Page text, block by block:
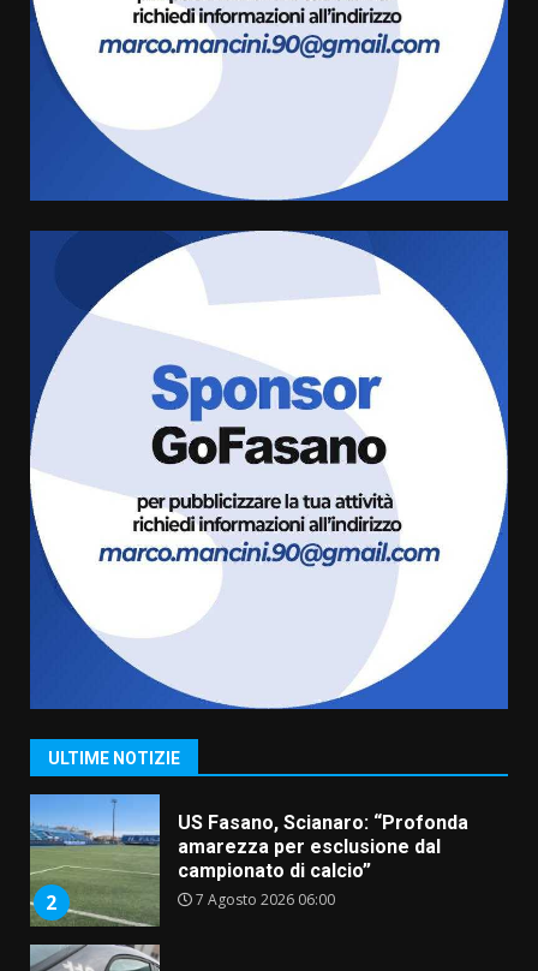
ULTIME NOTIZIE
Carta d’identità: continua il piano
di aperture straordinarie del
Comune di Fasano
cittadina di Fratelli d’Italia,
pronta a tornare in Consiglio
comunale
6 Agosto 2026 08:00
Cura dei beni comuni e
cittadinanza attiva: online
l’avviso per la gestione
condivisa della Villetta di
Laureto
La magia del Minareto e la prima
assoluta de “L’Albergo
Belvedere. Il rapimento”
6 Agosto 2026 06:15
1
“I Contestatori: Musica di
Rivoluzione”: nuovo
appuntamento con “Fasano in
2
US Fasano, Scianaro: “Profonda
amarezza per esclusione dal
campionato di calcio”
7 Agosto 2026 06:00